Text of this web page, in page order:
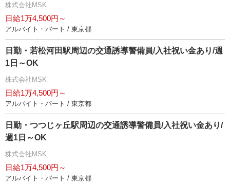
株式会社MSK
日給1万4,500円～
アルバイト・パート / 東京都
日勤・若松河田駅周辺の交通誘導警備員/入社祝い金あり/週
1日～OK
株式会社MSK
日給1万4,500円～
アルバイト・パート / 東京都
日勤・つつじヶ丘駅周辺の交通誘導警備員/入社祝い金あり/
週1日～OK
株式会社MSK
日給1万4,500円～
アルバイト・パート / 東京都